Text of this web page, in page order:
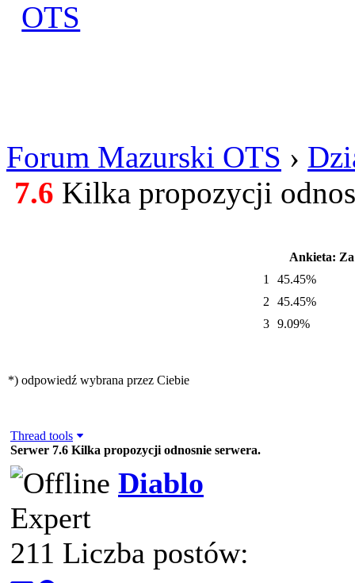
Forum Mazurski OTS ›
7.6 Kilka propozycji
Ankieta:
1
45.45%
2
45.45%
3 9.09%
*) odpowiedź wybrana przez Ciebie
Thread tools
Serwer 7.6 Kilka propozycji odnosnie serwera.
Diablo
Expert
211 Liczba postów: